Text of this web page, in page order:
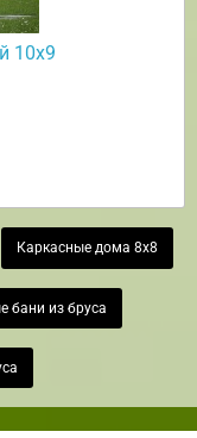
10х9
Каркасные дома 8х8
бани из бруса